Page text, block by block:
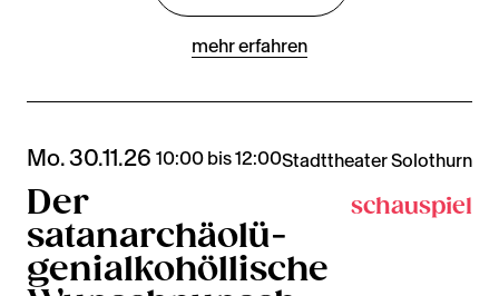
mehr erfahren
Mo. 30.11.26 10:00 bis 12:00Stadttheater Solothurn
Der
satanarchäolü-
genialkohöllische
schauspiel